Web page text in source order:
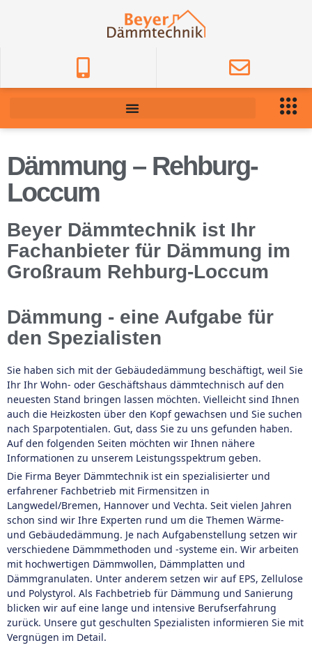
Dämmung – Rehburg-
Loccum
Beyer Dämmtechnik ist Ihr
Fachanbieter für Dämmung im
Großraum Rehburg-Loccum
Dämmung - eine Aufgabe für
den Spezialisten
Sie haben sich mit der Gebäudedämmung beschäftigt, weil Sie
Ihr Ihr Wohn- oder Geschäftshaus dämmtechnisch auf den
neuesten Stand bringen lassen möchten. Vielleicht sind Ihnen
auch die Heizkosten über den Kopf gewachsen und Sie suchen
nach Sparpotentialen. Gut, dass Sie zu uns gefunden haben.
Auf den folgenden Seiten möchten wir Ihnen nähere
Informationen zu unserem Leistungsspektrum geben.
Die Firma Beyer Dämmtechnik ist ein spezialisierter und
erfahrener Fachbetrieb mit Firmensitzen in
Langwedel/Bremen, Hannover und Vechta. Seit vielen Jahren
schon sind wir Ihre Experten rund um die Themen Wärme-
und Gebäudedämmung. Je nach Aufgabenstellung setzen wir
verschiedene Dämmmethoden und -systeme ein. Wir arbeiten
mit hochwertigen Dämmwollen, Dämmplatten und
Dämmgranulaten. Unter anderem setzen wir auf EPS, Zellulose
und Polystyrol. Als Fachbetrieb für Dämmung und Sanierung
blicken wir auf eine lange und intensive Berufserfahrung
zurück. Unsere gut geschulten Spezialisten informieren Sie mit
Vergnügen im Detail.